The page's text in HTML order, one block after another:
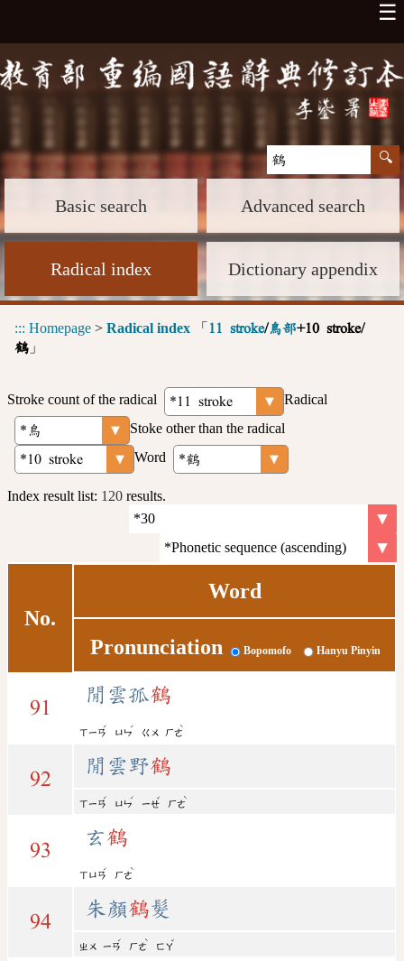
☰
Basic search Advanced search
Radical index Dictionary appendix
::: Homepage > Radical index 「 11 stroke/鳥部+10 stroke/
鶴 」
Stroke count of the radical
Radical
Stoke other than the radical
Word
Index result list: 120 results.
No.
Word
Pronunciation Bopomofo Hanyu Pinyin
91
閒雲孤鶴
ㄒㄧㄢ
ˊ
ㄩㄣ
ˊ
ㄍㄨ ㄏㄜ
ˋ
92
閒雲野鶴
ㄒㄧㄢ
ˊ
ㄩㄣ
ˊ
ㄧㄝ
ˇ
ㄏㄜ
ˋ
93
玄鶴
ㄒㄩㄢ
ˊ
ㄏㄜ
ˋ
94
朱顏鶴髮
ㄓㄨ ㄧㄢ
ˊ
ㄏㄜ
ˋ
ㄈㄚ
ˇ